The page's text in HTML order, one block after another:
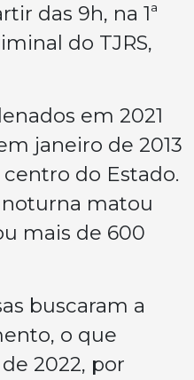
das 9h, na 1ª
do TJRS,
em 2021
janeiro de 2013
do Estado.
matou
mais de 600
buscaram a
o que
2022, por